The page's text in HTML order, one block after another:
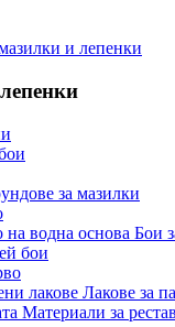
и лепенки
за мазилки
на водна основа Бои
бои
лакове Лакове за
Материали за